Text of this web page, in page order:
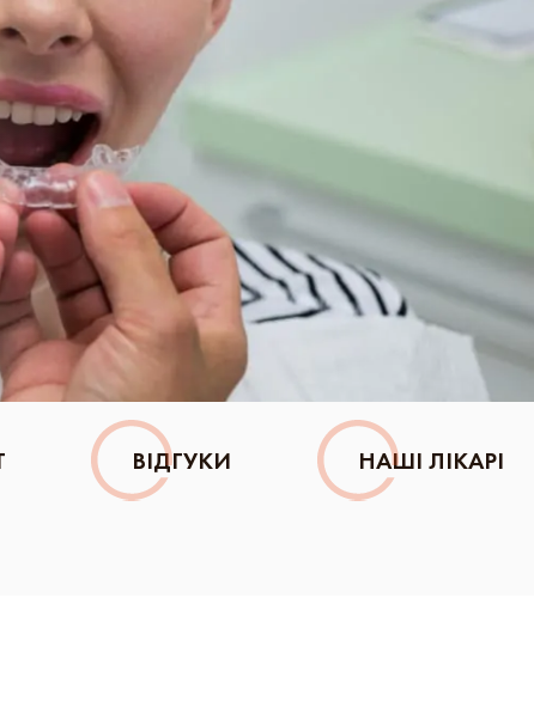
ВІДГУКИ НАШІ ЛІКАРІ